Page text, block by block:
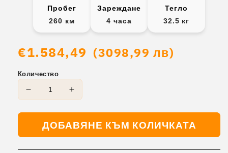
Пробег
260 км
Зареждане
4 часа
Тегло
32.5 кг
Обичайна
€1.584,49 (3098,99 лв)
Количество
Намаляване
количеството
Електрически
велосипед
Увеличаване
количеството
за
Електрически
велосипед
ДОБАВЯНЕ КЪМ КОЛИЧКАТА